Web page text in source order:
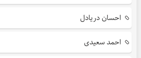
احسان دریادل
احمد سعیدی